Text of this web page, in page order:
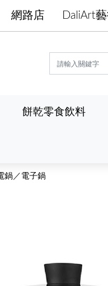
網路店 DaliArt
餅乾零食飲料
鍋／電子鍋